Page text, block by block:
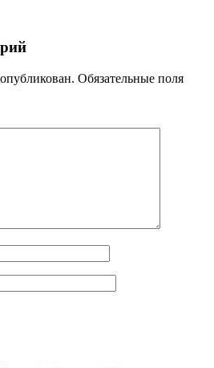
Обязательные поля